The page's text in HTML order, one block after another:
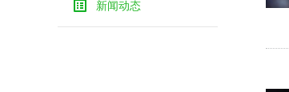
新闻动态